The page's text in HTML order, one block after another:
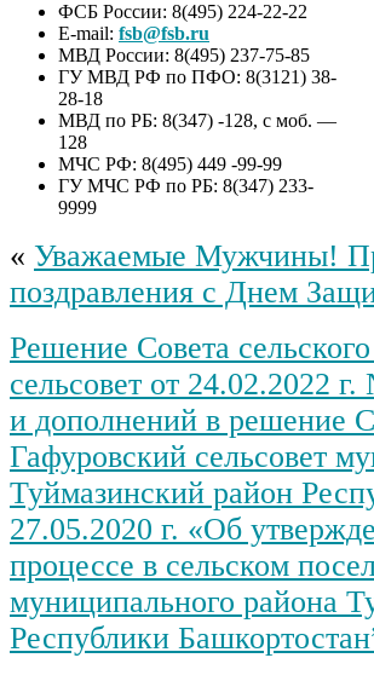
ФСБ России: 8(495) 224-22-22
E-mail: fsb@fsb.ru
МВД России: 8(495) 237-75-85
ГУ МВД РФ по ПФО: 8(3121) 38-
28-18
МВД по РБ: 8(347) -128, с моб. —
128
МЧС РФ: 8(495) 449 -99-99
ГУ МЧС РФ по РБ: 8(347) 233-
9999
« Уважаемые Мужчины!
поздравления с Днем
Решение Совета
сельсовет от 24.02.2022
и дополнений в решение
Гафуровский сельсовет
Туймазинский район
27.05.2020 г. «Об
процессе в сельском
муниципального района
Республики